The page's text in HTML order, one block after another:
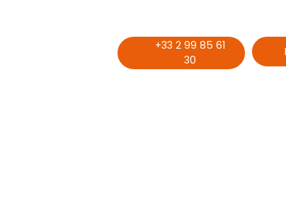
+33 2 99 85 61
30